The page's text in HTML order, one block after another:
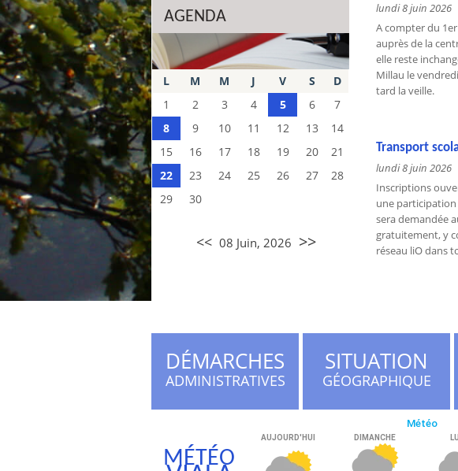
AGENDA
L M M J V S
D
1
2 3 4 5 6
7
8
9 10 11 12 13
14
15
16 17 18 19 20
21
22
23 24 25 26 27
28
29
30
<< 08 Juin, 2026 >>
lundi 8 juin 2026
A compter du
auprès de la
elle reste
Millau le
tard la veille.
Transport
lundi 8 juin 2026
Inscriptions
une
sera demandée
gratuitement, y
réseau liO dans
DÉMARCHES
ADMINISTRATIVES
SITUATION
GÉOGRAPHIQUE
MÉTÉO